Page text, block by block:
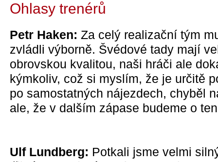
Ohlasy trenérů
Petr Haken: Za celý realizační tým
zvládli výborně. Švédové tady mají
obrovskou kvalitou, naši hráči ale
kýmkoliv, což si myslím, že je určitě
po samostatných nájezdech, chyběl
ale, že v dalším zápase budeme o
Ulf Lundberg: Potkali jsme velmi